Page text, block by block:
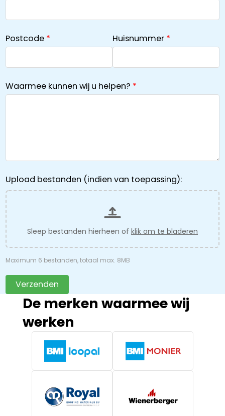
Postcode Huisnummer
Waarmee kunnen wij u helpen?
Upload bestanden (indien van toepassing):
Sleep bestanden hierheen of klik om te bladeren
Maximum 6 bestanden, totaal max. 8MB
Verzenden
De merken waarmee wij
werken